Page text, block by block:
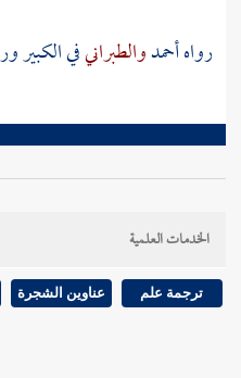
رواهأحمدوالطبرانيفي الكبير
الخدمات العلمية
ترجمة علم عناوين الشجرة